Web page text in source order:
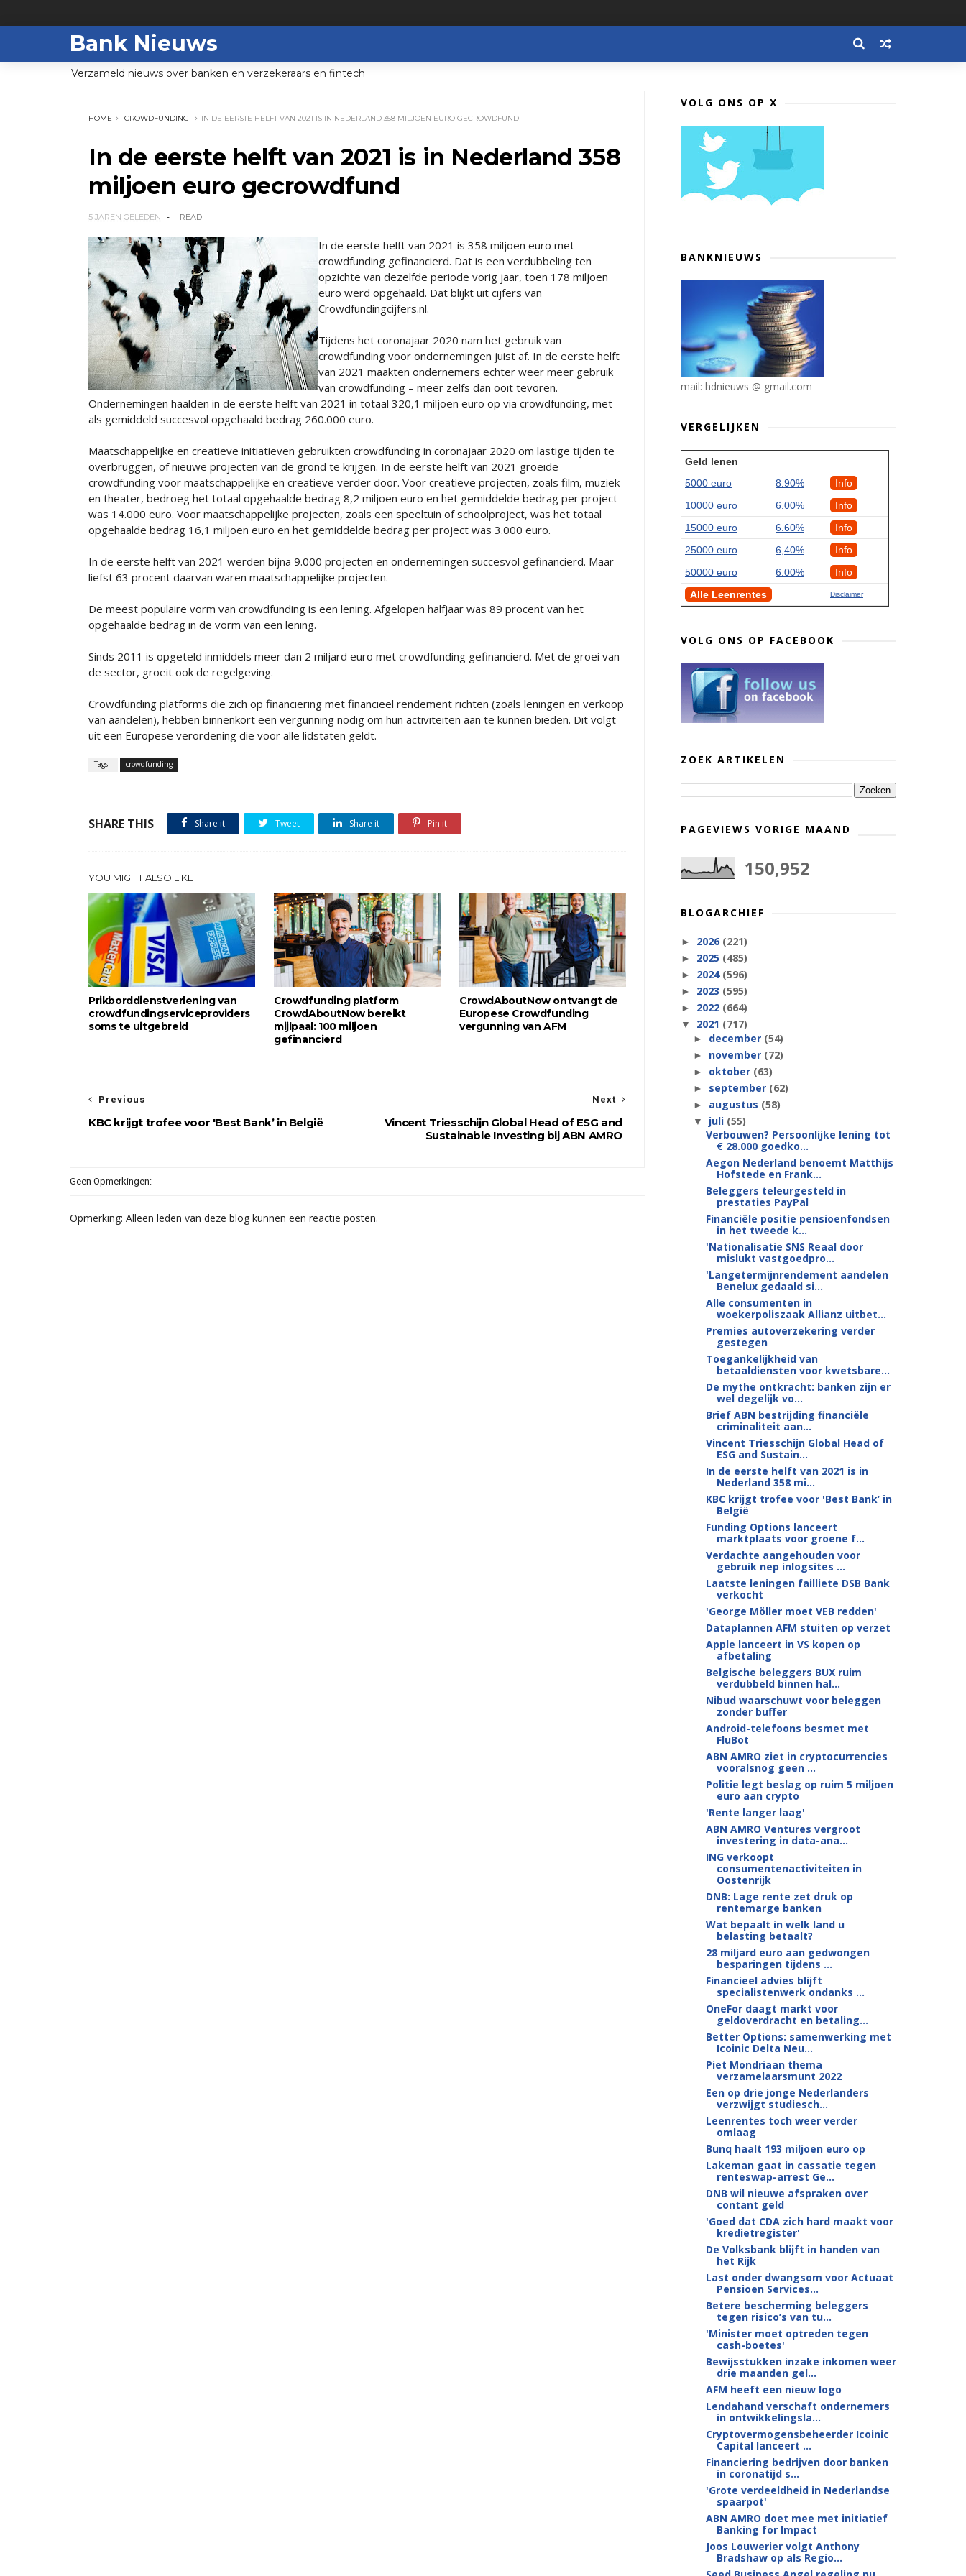
Bank Nieuws
Verzameld nieuws over banken en verzekeraars en fintech
HOME CROWDFUNDING IN DE EERSTE HELFT VAN 2021 IS IN NEDERLAND 358 MILJOEN EURO GECROWDFUND
In de eerste helft van 2021 is in Nederland 358
miljoen euro gecrowdfund
5 JAREN GELEDEN READ
In de eerste helft van 2021 is 358 miljoen euro met
crowdfunding gefinancierd. Dat is een verdubbeling ten
opzichte van dezelfde periode vorig jaar, toen 178 miljoen
euro werd opgehaald. Dat blijkt uit cijfers van
Crowdfundingcijfers.nl.
Tijdens het coronajaar 2020 nam het gebruik van
crowdfunding voor ondernemingen juist af. In de eerste helft
van 2021 maakten ondernemers echter weer meer gebruik
van crowdfunding – meer zelfs dan ooit tevoren.
Ondernemingen haalden in de eerste helft van 2021 in totaal 320,1 miljoen euro op via crowdfunding, met
als gemiddeld succesvol opgehaald bedrag 260.000 euro.
Maatschappelijke en creatieve initiatieven gebruikten crowdfunding in coronajaar 2020 om lastige tijden te
overbruggen, of nieuwe projecten van de grond te krijgen. In de eerste helft van 2021 groeide
crowdfunding voor maatschappelijke en creatieve verder door. Voor creatieve projecten, zoals film, muziek
en theater, bedroeg het totaal opgehaalde bedrag 8,2 miljoen euro en het gemiddelde bedrag per project
was 14.000 euro. Voor maatschappelijke projecten, zoals een speeltuin of schoolproject, was het totaal
opgehaalde bedrag 16,1 miljoen euro en het gemiddelde bedrag per project was 3.000 euro.
In de eerste helft van 2021 werden bijna 9.000 projecten en ondernemingen succesvol gefinancierd. Maar
liefst 63 procent daarvan waren maatschappelijke projecten.
De meest populaire vorm van crowdfunding is een lening. Afgelopen halfjaar was 89 procent van het
opgehaalde bedrag in de vorm van een lening.
Sinds 2011 is opgeteld inmiddels meer dan 2 miljard euro met crowdfunding gefinancierd. Met de groei van
de sector, groeit ook de regelgeving.
Crowdfunding platforms die zich op financiering met financieel rendement richten (zoals leningen en verkoop
van aandelen), hebben binnenkort een vergunning nodig om hun activiteiten aan te kunnen bieden. Dit volgt
uit een Europese verordening die voor alle lidstaten geldt.
Tags : crowdfunding
SHARE THIS Share it Tweet Share it Pin it
YOU MIGHT ALSO LIKE
Prikborddienstverlening van
crowdfundingserviceproviders
soms te uitgebreid
Crowdfunding platform
CrowdAboutNow bereikt
mijlpaal: 100 miljoen
gefinancierd
CrowdAboutNow ontvangt de
Europese Crowdfunding
vergunning van AFM
Next
Vincent Triesschijn Global Head of ESG and
Sustainable Investing bij ABN AMRO
Previous
KBC krijgt trofee voor 'Best Bank’ in België
Geen Opmerkingen:
Opmerking: Alleen leden van deze blog kunnen een reactie posten.
VOLG ONS OP X
BANKNIEUWS
mail: hdnieuws @ gmail.com
VERGELIJKEN
Geld lenen
5000 euro
8.90%
Info
10000 euro
6.00%
Info
15000 euro
6.60%
Info
25000 euro
6,40%
Info
50000 euro
6.00%
Info
Alle Leenrentes
Disclaimer
VOLG ONS OP FACEBOOK
ZOEK ARTIKELEN
PAGEVIEWS VORIGE MAAND
150,952
BLOGARCHIEF
► 2026 (221)
► 2025 (485)
► 2024 (596)
► 2023 (595)
► 2022 (664)
▼ 2021 (717)
► december (54)
► november (72)
► oktober (63)
► september (62)
► augustus (58)
▼ juli (55)
Verbouwen? Persoonlijke lening tot
€ 28.000 goedko...
Aegon Nederland benoemt Matthijs
Hofstede en Frank...
Beleggers teleurgesteld in
prestaties PayPal
Financiële positie pensioenfondsen
in het tweede k...
'Nationalisatie SNS Reaal door
mislukt vastgoedpro...
'Langetermijnrendement aandelen
Benelux gedaald si...
Alle consumenten in
woekerpoliszaak Allianz uitbet...
Premies autoverzekering verder
gestegen
Toegankelijkheid van
betaaldiensten voor kwetsbare...
De mythe ontkracht: banken zijn er
wel degelijk vo...
Brief ABN bestrijding financiële
criminaliteit aan...
Vincent Triesschijn Global Head of
ESG and Sustain...
In de eerste helft van 2021 is in
Nederland 358 mi...
KBC krijgt trofee voor 'Best Bank’ in
België
Funding Options lanceert
marktplaats voor groene f...
Verdachte aangehouden voor
gebruik nep inlogsites ...
Laatste leningen failliete DSB Bank
verkocht
'George Möller moet VEB redden'
Dataplannen AFM stuiten op verzet
Apple lanceert in VS kopen op
afbetaling
Belgische beleggers BUX ruim
verdubbeld binnen hal...
Nibud waarschuwt voor beleggen
zonder buffer
Android-telefoons besmet met
FluBot
ABN AMRO ziet in cryptocurrencies
vooralsnog geen ...
Politie legt beslag op ruim 5 miljoen
euro aan crypto
'Rente langer laag'
ABN AMRO Ventures vergroot
investering in data-ana...
ING verkoopt
consumentenactiviteiten in
Oostenrijk
DNB: Lage rente zet druk op
rentemarge banken
Wat bepaalt in welk land u
belasting betaalt?
28 miljard euro aan gedwongen
besparingen tijdens ...
Financieel advies blijft
specialistenwerk ondanks ...
OneFor daagt markt voor
geldoverdracht en betaling...
Better Options: samenwerking met
Icoinic Delta Neu...
Piet Mondriaan thema
verzamelaarsmunt 2022
Een op drie jonge Nederlanders
verzwijgt studiesch...
Leenrentes toch weer verder
omlaag
Bunq haalt 193 miljoen euro op
Lakeman gaat in cassatie tegen
renteswap-arrest Ge...
DNB wil nieuwe afspraken over
contant geld
'Goed dat CDA zich hard maakt voor
kredietregister'
De Volksbank blijft in handen van
het Rijk
Last onder dwangsom voor Actuaat
Pensioen Services...
Betere bescherming beleggers
tegen risico’s van tu...
'Minister moet optreden tegen
cash-boetes'
Bewijsstukken inzake inkomen weer
drie maanden gel...
AFM heeft een nieuw logo
Lendahand verschaft ondernemers
in ontwikkelingsla...
Cryptovermogensbeheerder Icoinic
Capital lanceert ...
Financiering bedrijven door banken
in coronatijd s...
'Grote verdeeldheid in Nederlandse
spaarpot'
ABN AMRO doet mee met initiatief
Banking for Impact
Joos Louwerier volgt Anthony
Bradshaw op als Regio...